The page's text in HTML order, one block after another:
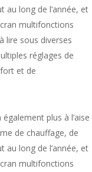
long de l’année, et
multifonctions
lire sous diverses
réglages de
et de
plus à l’aise
de chauffage, de
long de l’année, et
multifonctions